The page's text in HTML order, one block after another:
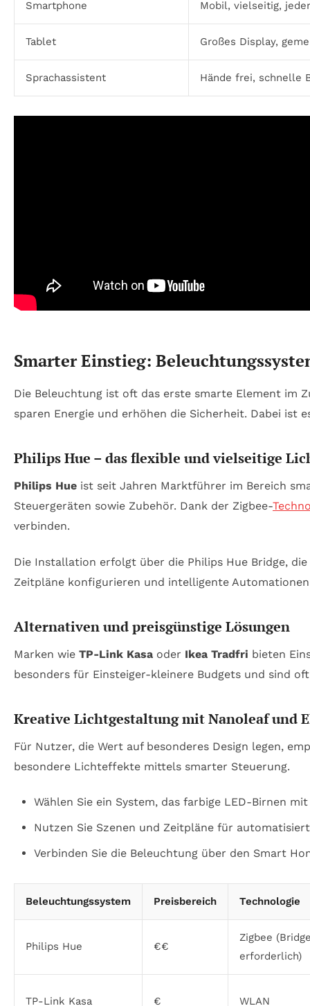
Smartphone Mobil, vielseitig,
Tablet Großes Display,
Sprachassistent Hände frei, schnelle
Smarter Einstieg:
Die Beleuchtung ist oft das erste smarte Element im
sparen Energie und erhöhen die Sicherheit. Dabei
Philips Hue – das flexible und vielseitige
Philips Hue ist seit Jahren Marktführer im Bereich
Steuergeräten sowie Zubehör. Dank der Zigbee-
verbinden.
Die Installation erfolgt über die Philips Hue Bridge,
Zeitpläne konfigurieren und intelligente
Alternativen und preisgünstige Lösungen
Marken wie TP-Link Kasa oder Ikea Tradfri bieten
besonders für Einsteiger-kleinere Budgets und sind
Kreative Lichtgestaltung mit Nanoleaf und
Für Nutzer, die Wert auf besonderes Design legen,
besondere Lichteffekte mittels smarter Steuerung.
Wählen Sie ein System, das farbige LED-Birnen
Nutzen Sie Szenen und Zeitpläne für
Verbinden Sie die Beleuchtung über den Smart
Beleuchtungssystem Preisbereich Technologie
Philips Hue €€
Zigbee
erforderlich)
TP-Link Kasa € WLAN